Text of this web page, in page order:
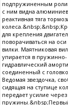
подпружиненным
с ним видна
реактивная тяга
для крепления
поворачиваться на оси
вилки. Маятниковая
упирается в пружинно-
гидравлический
соединенный с
Ведомая звездочка,
сидящая на ступице
передает усилие через